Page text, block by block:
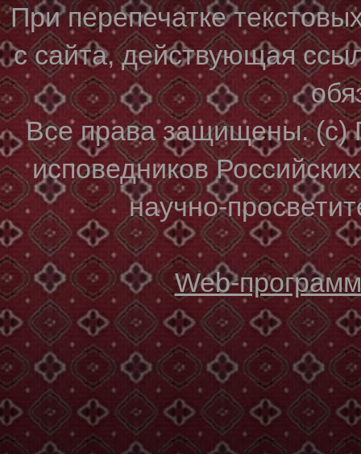
При перепечатке
с сайта, действующая
Все права защищены. (с)
исповедников
научно-
Web-